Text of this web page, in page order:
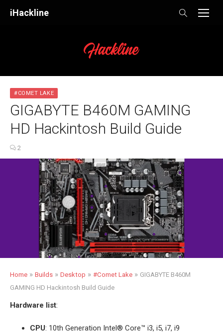
iHackline
#COMET LAKE
GIGABYTE B460M GAMING
HD Hackintosh Build Guide
2
Home » Builds » Desktop » #Comet Lake » GIGABYTE B460M
GAMING HD Hackintosh Build Guide
Hardware list:
CPU: 10th Generation Intel® Core™ i3, i5, i7, i9